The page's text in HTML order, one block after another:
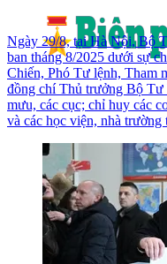
Ngày 29/8, tại Hà Nội, Bộ
ban tháng 8/2025 dưới sự
Chiến, Phó Tư lệnh, Tham
đồng chí Thủ trưởng Bộ
mưu, các cục; chỉ huy các
và các học viện, nhà